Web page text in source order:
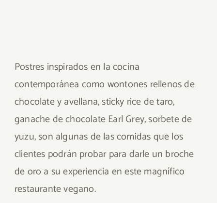
Postres inspirados en la cocina
contemporánea como wontones rellenos de
chocolate y avellana, sticky rice de taro,
ganache de chocolate Earl Grey, sorbete de
yuzu, son algunas de las comidas que los
clientes podrán probar para darle un broche
de oro a su experiencia en este magnífico
restaurante vegano.